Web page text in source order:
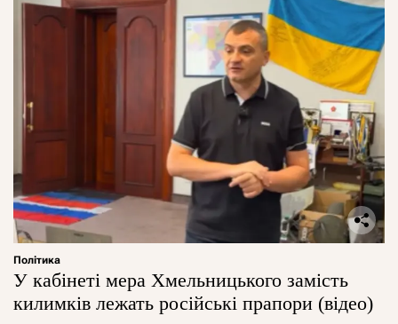
Політика
У кабінеті мера Хмельницького замість
килимків лежать російські прапори (відео)